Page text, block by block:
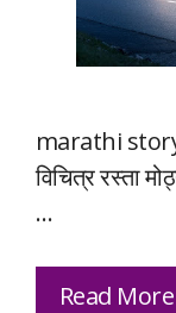
marathi
विचित्र रस्ता
…
Read More